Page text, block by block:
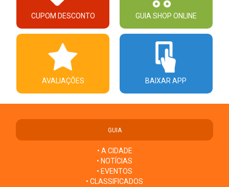
CUPOM DESCONTO GUIA SHOP ONLINE
AVALIAÇÕES BAIXAR APP
GUIA
• A CIDADE
• NOTÍCIAS
• EVENTOS
• CLASSIFICADOS